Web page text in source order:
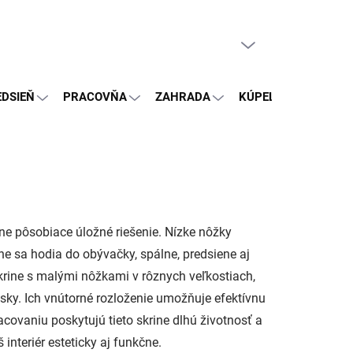
PRACOVŇA ZAHRADA KÚPEĽŇA
pôsobiace úložné riešenie. Nízke nôžky
sa hodia do obývačky, spálne, predsiene aj
s malými nôžkami v rôznych veľkostiach,
Ich vnútorné rozloženie umožňuje efektívnu
poskytujú tieto skrine dlhú životnosť a
esteticky aj funkčne.